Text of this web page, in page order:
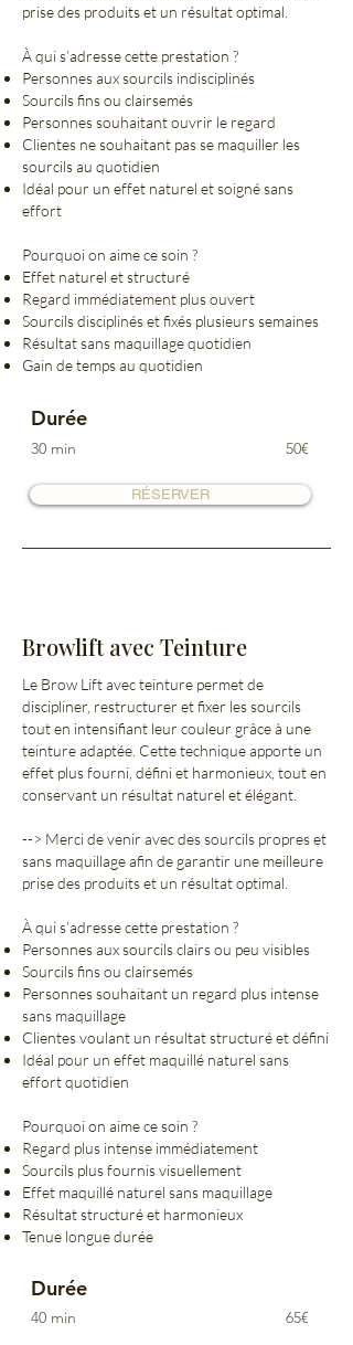
prise des produits et un résultat optimal.
À qui s’adresse cette prestation ?
Personnes aux sourcils indisciplinés
Sourcils fins ou clairsemés
Personnes souhaitant ouvrir le regard
Clientes ne souhaitant pas se maquiller les
sourcils au quotidien
Idéal pour un effet naturel et soigné sans
effort
Pourquoi on aime ce soin ?
Effet naturel et structuré
Regard immédiatement plus ouvert
Sourcils disciplinés et fixés plusieurs semaines
Résultat sans maquillage quotidien
Gain de temps au quotidien
Durée
30 min 50€
RÉSERVER
Browlift avec Teinture
Le Brow Lift avec teinture permet de
discipliner, restructurer et fixer les sourcils
tout en intensifiant leur couleur grâce à une
teinture adaptée. Cette technique apporte un
effet plus fourni, défini et harmonieux, tout en
conservant un résultat naturel et élégant.
--> Merci de venir avec des sourcils propres et
sans maquillage afin de garantir une meilleure
prise des produits et un résultat optimal.
À qui s’adresse cette prestation ?
Personnes aux sourcils clairs ou peu visibles
Sourcils fins ou clairsemés
Personnes souhaitant un regard plus intense
sans maquillage
Clientes voulant un résultat structuré et défini
Idéal pour un effet maquillé naturel sans
effort quotidien
Pourquoi on aime ce soin ?
Regard plus intense immédiatement
Sourcils plus fournis visuellement
Effet maquillé naturel sans maquillage
Résultat structuré et harmonieux
Tenue longue durée
Durée
40 min 65€